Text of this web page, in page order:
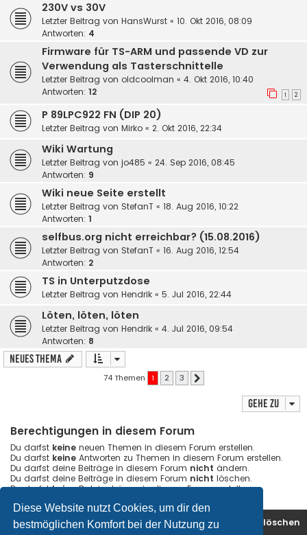
Diese Website nutzt Cookies, um dir den
bestmöglichen Komfort bei der Nutzung zu
230V vs 30V
Letzter Beitrag von HansWurst « 10. Okt 2016, 08:09
Antworten: 4
Firmware für TS-ARM und passende VD zur
Verwendung als Tasterschnittelle
Letzter Beitrag von oldcoolman « 4. Okt 2016, 10:40
Antworten: 12 1 2
P 89LPC922 FN (DIP 20)
Letzter Beitrag von Mirko « 2. Okt 2016, 22:34
Wiki Wartung
Letzter Beitrag von jo485 « 24. Sep 2016, 08:45
Antworten: 9
Wiki neue Seite erstellt
Letzter Beitrag von StefanT « 18. Aug 2016, 10:22
Antworten: 1
selfbus.org nicht erreichbar? (15.08.2016)
Letzter Beitrag von StefanT « 16. Aug 2016, 12:54
Antworten: 2
TS in Unterputzdose
Letzter Beitrag von Hendrik « 5. Jul 2016, 22:44
Löten, löten, löten
Letzter Beitrag von Hendrik « 4. Jul 2016, 09:54
Antworten: 8
Neues Thema
74 Themen 1 2 3
Gehe zu
Berechtigungen in diesem Forum
Du darfst keine neuen Themen in diesem Forum erstellen.
Du darfst keine Antworten zu Themen in diesem Forum erstellen.
Du darfst deine Beiträge in diesem Forum nicht ändern.
Du darfst deine Beiträge in diesem Forum nicht löschen.
Du darfstkeineDateianhänge in diesem Forum erstellen.
Startseite Foren-Übersicht Alle Cookies löschen